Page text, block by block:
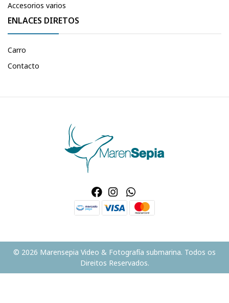
Accesorios varios
ENLACES DIRETOS
Carro
Contacto
© 2026 Marensepia Video & Fotografía submarina. Todos os
Direitos Reservados.